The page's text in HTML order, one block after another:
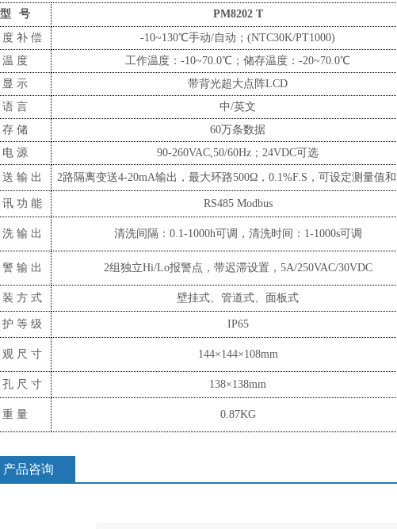
型 号 PM8202 T
补偿
-10~130℃手动/自动；(NTC30K/PT1000)
温度
工作温度： -10~70.0℃；储存温度：-20~70.0℃
显示
带背光超大点阵LCD
语言
中/英文
存储
60万条数据
电源
90-260VAC,50/60Hz；24VDC可选
输出 2路隔离变送4-20mA输出，最大环路500Ω，0.1%F.S，可设定测量值
功能 RS485 Modbus
输出 清洗间隔： 0.1-1000h可调，清洗时间：1-1000s可调
输出 2组独立Hi/Lo报警点，带迟滞设置 ， 5A/250VAC/30VDC
方式 壁挂式、管道式、面板式
护等级 IP65
尺寸 144×144×108mm
尺寸 138×138mm
重量 0.87KG
产品咨询